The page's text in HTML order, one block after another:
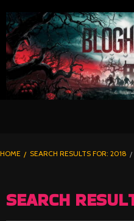
TO
CONTENT
BLOGHORROR
HOME SEARCH RESULTS FOR: 2018
SEARCH